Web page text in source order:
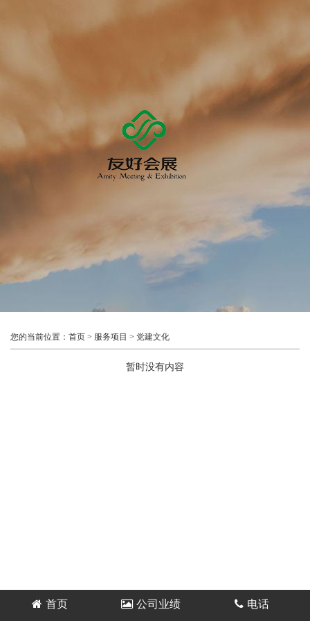
您的当前位置： 首页 > 服务项目 > 党建文化
暂时没有内容
首页 公司业绩 电话